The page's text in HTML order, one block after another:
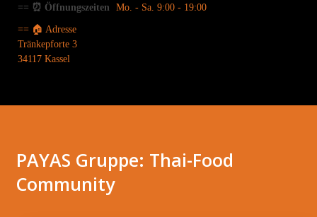
== ⏰ Öffnungszeiten
Mo. - Sa. 9:00 - 19:00
== 🏠 Adresse
Tränkepforte 3
34117 Kassel
PAYAS Gruppe: Thai-Food
Community